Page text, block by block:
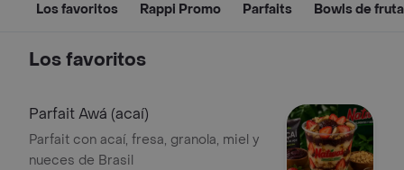
Los favoritos Rappi Promo Parfaits Bowls de
Los favoritos
Parfait Awá (acaí)
Parfait con acaí, fresa, granola, miel y
nueces de Brasil